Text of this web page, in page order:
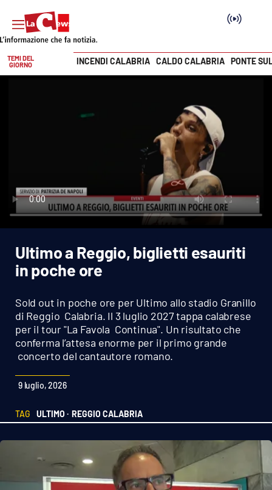
Attualità
Economia e lavoro
Italia Mondo
Sanità
Sport
Cultura
Podcast
VIDEO
Vai
TEMI DEL
GIORNO
INCENDI CALABRIA CALDO CALABRIA PONTE
Ultimo a Reggio, biglietti esauriti
in poche ore
Sold out in poche ore per Ultimo allo stadio Granillo
di Reggio Calabria. Il 3 luglio 2027 tappa calabrese
per il tour "La Favola Continua". Un risultato che
conferma l’attesa enorme per il primo grande
concerto del cantautore romano.
9 luglio, 2026
TAG ULTIMO · REGGIO CALABRIA